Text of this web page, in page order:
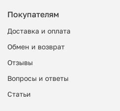
Покупателям
Доставка и оплата
Обмен и возврат
Отзывы
Вопросы и ответы
Cтатьи